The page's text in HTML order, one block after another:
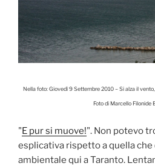
Nella foto: Giovedì 9 Settembre 2010 – Si alza il
Foto di Marcello Filonide
"E pur si muove!". Non potevo
esplicativa rispetto a quella che
ambientale qui a Taranto.